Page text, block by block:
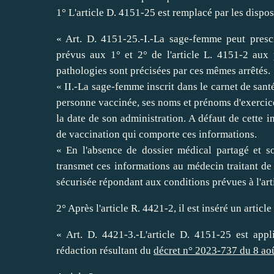
1° L'article D. 4151-25 est remplacé par les
« Art. D. 4151-25.-I.-La sage-femme peut
prévus aux 1° et 2° de l'article L. 4151-2 aux
pathologies sont précisées par ces mêmes arrêtés.
« II.-La sage-femme inscrit dans le carnet de
personne vaccinée, ses noms et prénoms
la date de son administration. A défaut de cette
de vaccination qui comporte ces informations.
« En l'absence de dossier médical partagé et
transmet ces informations au médecin traitant
sécurisée répondant aux conditions prévues à
2° Après l'article R. 4421-2, il est inséré un
« Art. D. 4421-3.-L'article D. 4151-25 est
rédaction résultant du décret n° 2023-737 du 8